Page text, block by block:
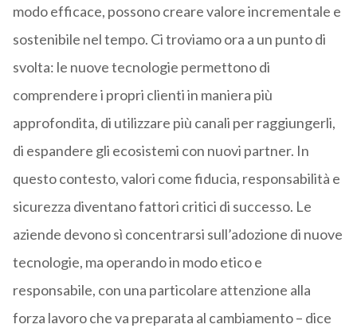
modo efficace, possono creare valore incrementale e
sostenibile nel tempo. Ci troviamo ora a un punto di
svolta: le nuove tecnologie permettono di
comprendere i propri clienti in maniera più
approfondita, di utilizzare più canali per raggiungerli,
di espandere gli ecosistemi con nuovi partner. In
questo contesto, valori come fiducia, responsabilità e
sicurezza diventano fattori critici di successo. Le
aziende devono sì concentrarsi sull’adozione di nuove
tecnologie, ma operando in modo etico e
responsabile, con una particolare attenzione alla
forza lavoro che va preparata al cambiamento – dice